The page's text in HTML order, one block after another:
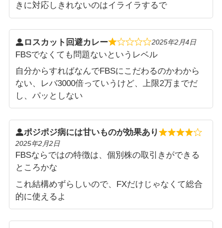
きに対応しきれないのはイライラするで
2025年2月4日
FBSでなくても問題ないというレベル
自分からすればなんでFBSにこだわるのかわから
ない、レバ3000倍っていうけど、上限2万までだ
し、パッとしない
ロスカット回避カレー
2025年2月2日
FBSならではの特徴は、個別株の取引きができる
ところかな
これ結構めずらしいので、FXだけじゃなくて総合
的に使えるよ
ポジポジ病には甘いものが効果あり